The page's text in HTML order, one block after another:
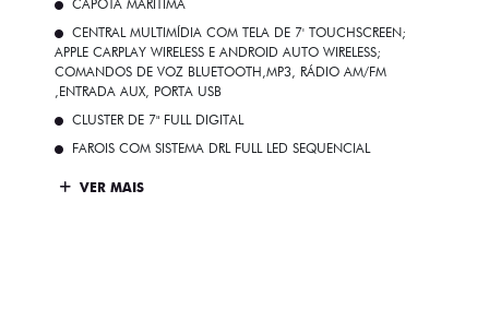
CAPOTA MARÍTIMA
CENTRAL MULTIMÍDIA COM TELA DE 7' TOUCHSCREEN;
APPLE CARPLAY WIRELESS E ANDROID AUTO WIRELESS;
COMANDOS DE VOZ BLUETOOTH,MP3, RÁDIO AM/FM
,ENTRADA AUX, PORTA USB
CLUSTER DE 7" FULL DIGITAL
FAROIS COM SISTEMA DRL FULL LED SEQUENCIAL
VER MAIS